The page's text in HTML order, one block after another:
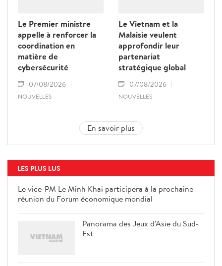
Le Premier ministre
appelle à renforcer la
coordination en
matière de
cybersécurité
07/08/2026
NOUVELLES
Le Vietnam et la
Malaisie veulent
approfondir leur
partenariat
stratégique global
07/08/2026
NOUVELLES
En savoir plus
LES PLUS LUS
Le vice-PM Le Minh Khai participera à la prochaine
réunion du Forum économique mondial
Panorama des Jeux d'Asie du Sud-
Est